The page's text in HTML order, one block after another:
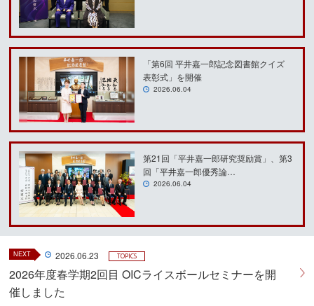
「第6回 平井嘉一郎記念図書館クイズ
表彰式」を開催
2026.06.04
第21回「平井嘉一郎研究奨励賞」、第3
回「平井嘉一郎優秀論…
2026.06.04
NEXT 2026.06.23 TOPICS
2026年度春学期2回目 OICライスボールセミナーを開
催しました